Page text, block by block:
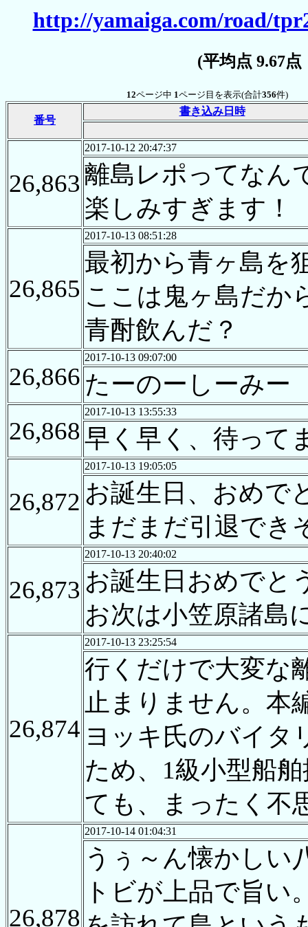
http://yamaiga.com/road/
(平均点 9.67
12ページ中 1ページ目を表示(合計356件)
番号
書き込み日時
26,863
2017-10-12 20:47:37
離島レポってなん
楽しみすぎます！
26,865
2017-10-13 08:51:28
最初から青ヶ島を
ここは鬼ヶ島だか
青酎飲んだ？
26,866
2017-10-13 09:07:00
たーのーしーみー
26,868
2017-10-13 13:55:33
早く早く、待って
26,872
2017-10-13 19:05:05
お誕生日、おめで
まだまだ引退でき
26,873
2017-10-13 20:40:02
お誕生日おめでと
お次は小笠原諸島
26,874
2017-10-13 23:25:54
行くだけで大変な
止まりません。本
ヨッキ氏のバイタ
ため、1級小型船
ても、まったく不
26,878
2017-10-14 01:04:31
うぅ～ん懐かしい
トビが上品で旨い